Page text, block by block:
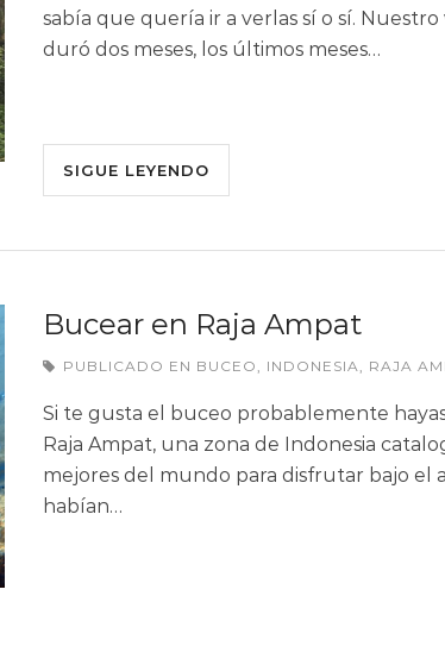
sabía que quería ir a verlas sí o sí.
duró dos meses, los últimos meses…
SIGUE LEYENDO
Bucear en Raja Ampat
PUBLICADO EN BUCEO , INDONESIA, RAJA
Si te gusta el buceo probablemente
Raja Ampat, una zona de Indonesia
mejores del mundo para disfrutar bajo el
habían…